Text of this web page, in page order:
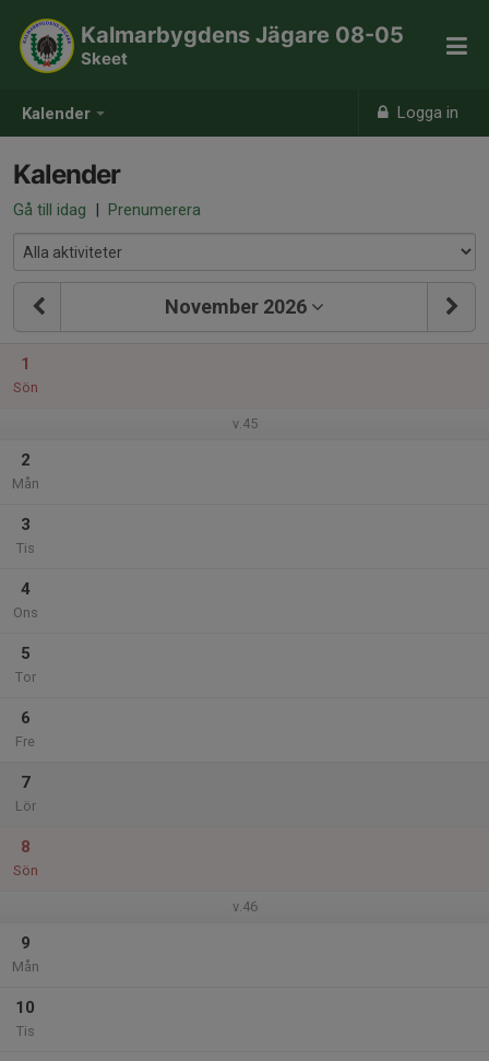
Kalender Logga in
Kalmarbygdens Jägare 08-05
Skeet
Kalender
Gå till idag | Prenumerera
November 2026
1
Sön
v.45
2
Mån
3
Tis
4
Ons
5
Tor
6
Fre
7
Lör
8
Sön
v.46
9
Mån
10
Tis